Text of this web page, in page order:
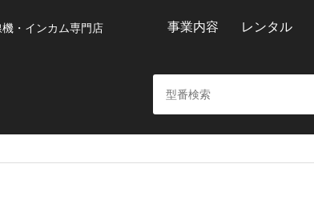
・インカム専門店 事業内容 レンタル